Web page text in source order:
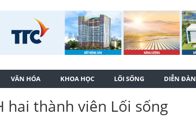
VĂN HÓA KHOA HỌC LỐI SỐNG DIỄN ĐÀN
hai thành viên Lối sống